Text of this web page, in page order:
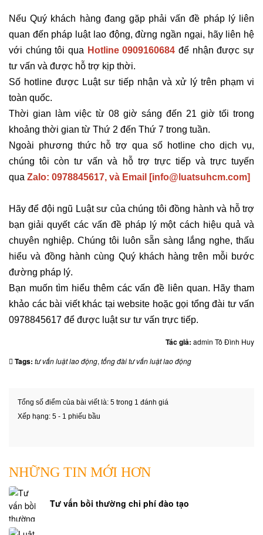
Nếu Quý khách hàng đang gặp phải vấn đề pháp lý liên
quan đến pháp luật lao động, đừng ngần ngại, hãy liên hệ
với chúng tôi qua Hotline 0909160684 để nhận được sự
tư vấn và được hỗ trợ kịp thời.
Số hotline được Luật sư tiếp nhận và xử lý trên phạm vi
toàn quốc.
Thời gian làm việc từ 08 giờ sáng đến 21 giờ tối trong
khoảng thời gian từ Thứ 2 đến Thứ 7 trong tuần.
Ngoài phương thức hỗ trợ qua số hotline cho dịch vụ,
chúng tôi còn tư vấn và hỗ trợ trực tiếp và trực tuyến
qua Zalo: 0978845617, và Email [info@luatsuhcm.com]
Hãy để đội ngũ Luật sư của chúng tôi đồng hành và hỗ trợ
bạn giải quyết các vấn đề pháp lý một cách hiệu quả và
chuyên nghiệp. Chúng tôi luôn sẵn sàng lắng nghe, thấu
hiểu và đồng hành cùng Quý khách hàng trên mỗi bước
đường pháp lý.
Bạn muốn tìm hiểu thêm các vấn đề liên quan. Hãy tham
khảo các bài viết khác tại website hoặc gọi tổng đài tư vấn
0978845617 để được luật sư tư vấn trực tiếp.
Tác giả: admin Tô Đình Huy
Tags: tư vấn luật lao động, tổng đài tư vấn luật lao động
Tổng số điểm của bài viết là: 5 trong 1 đánh giá
Xếp hạng: 5 - 1 phiếu bầu
NHỮNG TIN MỚI HƠN
Tư vấn bồi thường chi phí đào tạo